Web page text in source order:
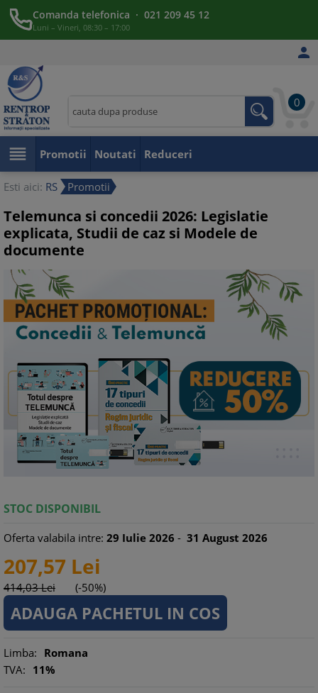
Comanda telefonica · 021 209 45 12
Luni – Vineri, 08:30 – 17:00

0
 Promotii Noutati Reduceri
Esti aici: RS Promotii
Telemunca si concedii 2026: Legislatie
explicata, Studii de caz si Modele de
documente
STOC DISPONIBIL
414,03Lei (-50%)
207,57 Lei
Oferta valabila intre: 29 Iulie 2026 - 31 August 2026
Limba: Romana
TVA: 11%